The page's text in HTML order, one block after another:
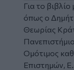
Για το
όπως ο
Θεωρίας
Ομότιμος
Επιστημών,